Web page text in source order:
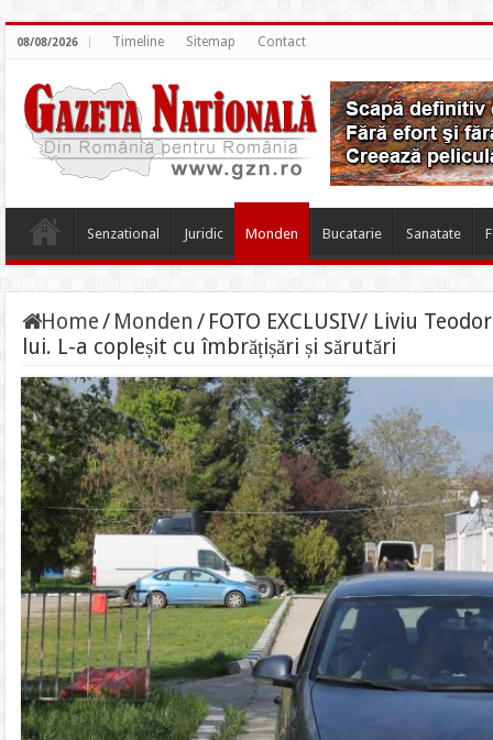
08/08/2026 Timeline Sitemap Contact
Senzational Juridic Monden Bucatarie Sanatate
Home/ Monden / FOTO EXCLUSIV/ Liviu
lui. L-a copleșit cu îmbrățișări și sărutări